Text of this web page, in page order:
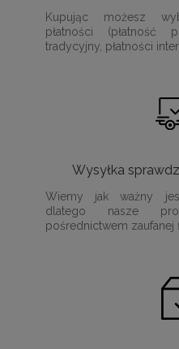
Kupując możesz
płatności (płatność
tradycyjny, płatności
Wysyłka
Wiemy jak ważny
dlatego nasze
pośrednictwem zaufanej